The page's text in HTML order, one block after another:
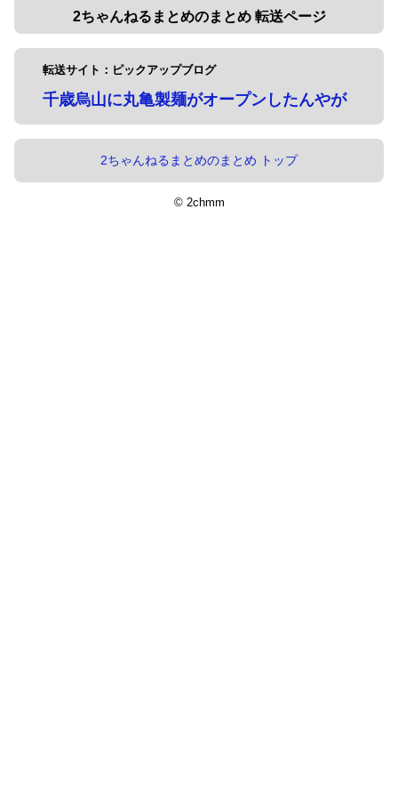
2ちゃんねるまとめのまとめ 転送ページ
転送サイト：ピックアップブログ
千歳烏山に丸亀製麺がオープンしたんやが
2ちゃんねるまとめのまとめ トップ
© 2chmm